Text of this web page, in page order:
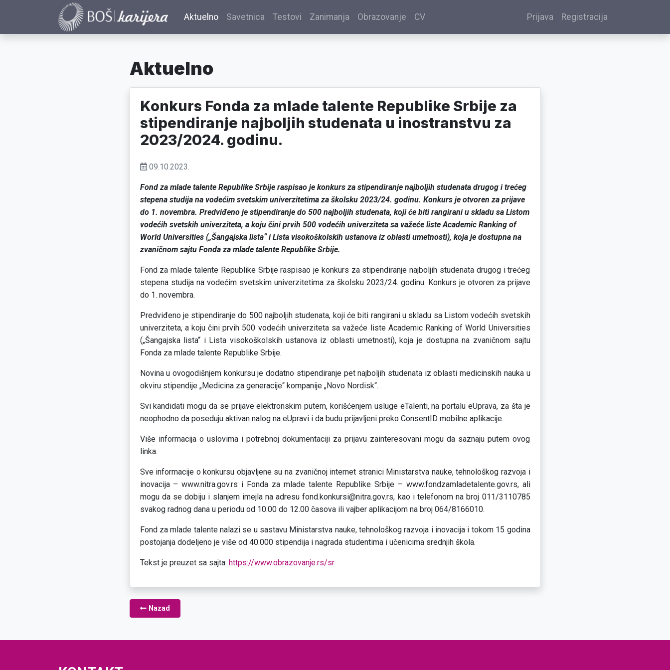
Aktuelno Savetnica Testovi Zanimanja Obrazovanje CV Prijava Registracija
Aktuelno
Konkurs Fonda za mlade talente Republike Srbije za
stipendiranje najboljih studenata u inostranstvu za
2023/2024. godinu.
09.10.2023.
Fond za mlade talente Republike Srbije raspisao je konkurs za stipendiranje najboljih studenata drugog i trećeg
stepena studija na vodećim svetskim univerzitetima za školsku 2023/24. godinu. Konkurs je otvoren za prijave
do 1. novembra. Predviđeno je stipendiranje do 500 najboljih studenata, koji će biti rangirani u skladu sa Listom
vodećih svetskih univerziteta, a koju čini prvih 500 vodećih univerziteta sa važeće liste Academic Ranking of
World Universities („Šangajska lista“ i Lista visokoškolskih ustanova iz oblasti umetnosti), koja je dostupna na
zvaničnom sajtu Fonda za mlade talente Republike Srbije.
Fond za mlade talente Republike Srbije raspisao je konkurs za stipendiranje najboljih studenata drugog i trećeg
stepena studija na vodećim svetskim univerzitetima za školsku 2023/24. godinu. Konkurs je otvoren za prijave
do 1. novembra.
Predviđeno je stipendiranje do 500 najboljih studenata, koji će biti rangirani u skladu sa Listom vodećih svetskih
univerziteta, a koju čini prvih 500 vodećih univerziteta sa važeće liste Academic Ranking of World Universities
(„Šangajska lista“ i Lista visokoškolskih ustanova iz oblasti umetnosti), koja je dostupna na zvaničnom sajtu
Fonda za mlade talente Republike Srbije.
Novina u ovogodišnjem konkursu je dodatno stipendiranje pet najboljih studenata iz oblasti medicinskih nauka u
okviru stipendije „Medicina za generacije“ kompanije „Novo Nordisk“.
Svi kandidati mogu da se prijave elektronskim putem, korišćenjem usluge eTalenti, na portalu eUprava, za šta je
neophodno da poseduju aktivan nalog na eUpravi i da budu prijavljeni preko ConsentID mobilne aplikacije.
Više informacija o uslovima i potrebnoj dokumentaciji za prijavu zainteresovani mogu da saznaju putem ovog
linka.
Sve informacije o konkursu objavljene su na zvaničnoj internet stranici Ministarstva nauke, tehnološkog razvoja i
inovacija – www.nitra.gov.rs i Fonda za mlade talente Republike Srbije – www.fondzamladetalente.gov.rs, ali
mogu da se dobiju i slanjem imejla na adresu fond.konkursi@nitra.gov.rs, kao i telefonom na broj 011/3110785
svakog radnog dana u periodu od 10.00 do 12.00 časova ili vajber aplikacijom na broj 064/8166010.
Fond za mlade talente nalazi se u sastavu Ministarstva nauke, tehnološkog razvoja i inovacija i tokom 15 godina
postojanja dodeljeno je više od 40.000 stipendija i nagrada studentima i učenicima srednjih škola.
Tekst je preuzet sa sajta: https://www.obrazovanje.rs/sr
Nazad